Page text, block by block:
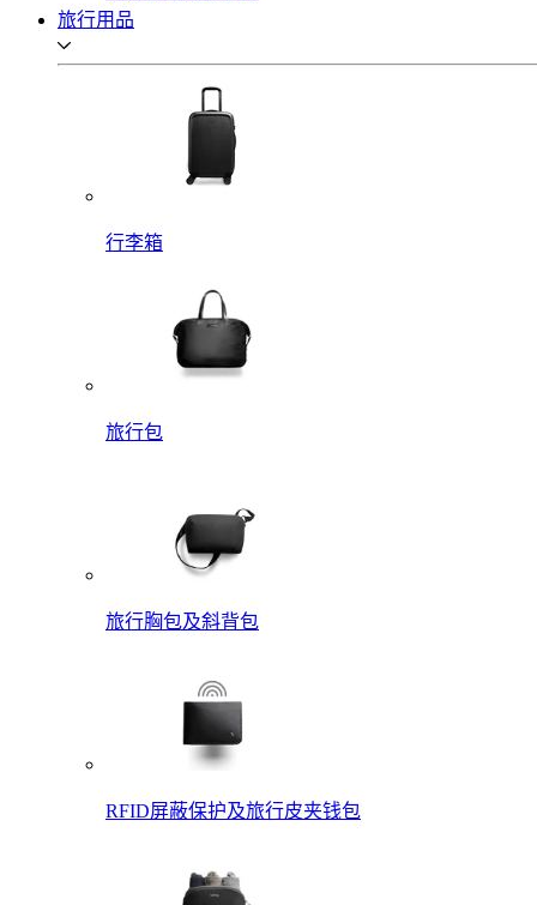
旅行用品
行李箱
旅行包
旅行胸包及斜背包
RFID屏蔽保护及旅行皮夹钱包